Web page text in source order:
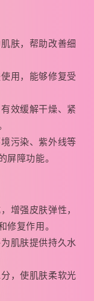
肤，帮助改善细
用，能够修复受
效缓解干燥、紧
污染、紫外线等
屏障功能。
增强皮肤弹性，
修复作用。
肌肤提供持久水
，使肌肤柔软光